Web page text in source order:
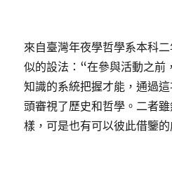
來自臺灣年夜學哲學系本科
似的設法：“在參與活動之前
知識的系統把握才能，通過
頭審視了歷史和哲學。二者
樣，可是也有可以彼此借鑒